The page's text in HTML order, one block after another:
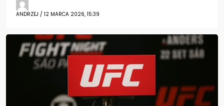
ANDRZEJ / 12 MARCA 2026, 15:39